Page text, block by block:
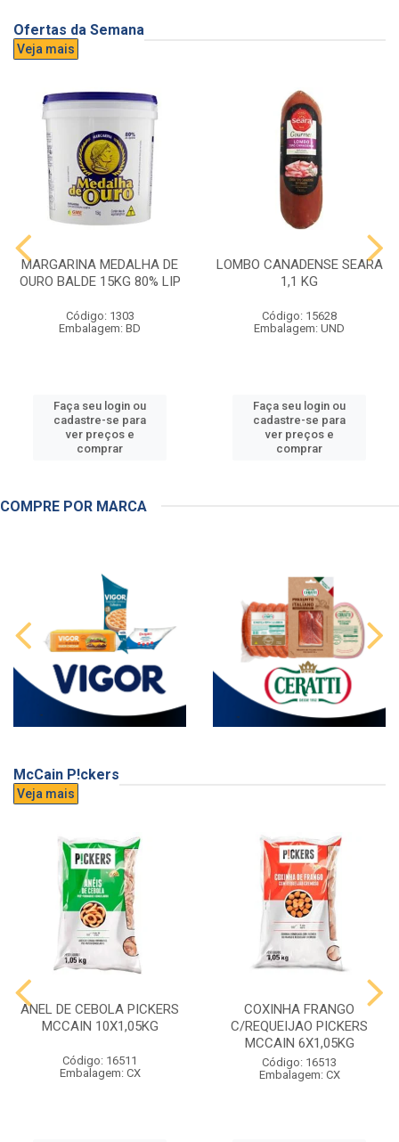
Ofertas da Semana
Veja mais
MARGARINA MEDALHA DE
OURO BALDE 15KG 80% LIP
Código: 1303
Embalagem: BD
Faça seu login ou
cadastre-se para
ver preços e
comprar
LOMBO CANADENSE SEARA
1,1 KG
Código: 15628
Embalagem: UND
Faça seu login ou
cadastre-se para
ver preços e
comprar
COMPRE POR MARCA
McCain P!ckers
Veja mais
ANEL DE CEBOLA PICKERS
MCCAIN 10X1,05KG
Código: 16511
Embalagem: CX
COXINHA FRANGO
C/REQUEIJAO PICKERS
MCCAIN 6X1,05KG
Código: 16513
Embalagem: CX